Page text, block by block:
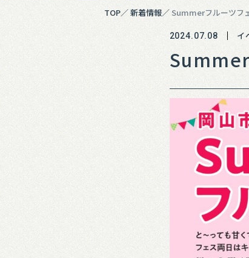
TOP 新着情報 Summerフルーツフ
2024.07.08 イ